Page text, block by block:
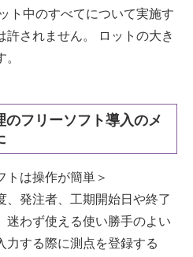
ト中のすべてについて実施す
許されません。 ロットの大き
のフリーソフト導入のメ
トは操作が簡単＞
、発注者、工期開始日や終了
迷わず使える使い勝手のよい
力する際に測点を登録する